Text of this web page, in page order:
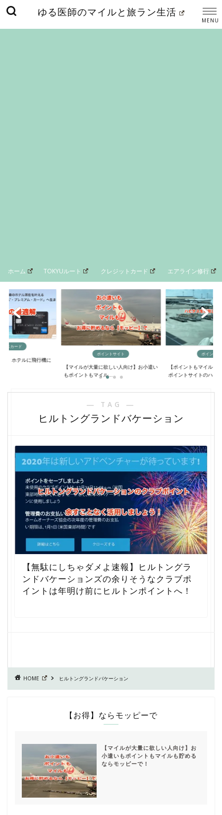
ゆる医師のマイルと旅ラン生活
ホーム TOKYUルート クレジットカード エアライン修行
クスカード
】ホテルに飛行機に
ポイントサイト
【マイルが大量に欲しい人向け】お小遣い
もポイントもマイル...
ポイント
【ポイントもマイルも
ポイントサイトのハ...
― TAG ―
ヒルトングランドバケーション
【無駄にしちゃダメよ速報】ヒルトングラ
ンドバケーションズの余りそうなクラブポ
イントは年明け前にヒルトンポイントへ！
HOME ヒルトングランドバケーション
【お得】ならモッピーで
【マイルが大量に欲しい人向け】お
小遣いもポイントもマイルも貯める
ならモッピーで！